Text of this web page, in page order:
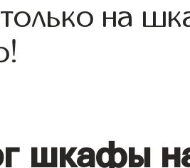
только на
шкафы